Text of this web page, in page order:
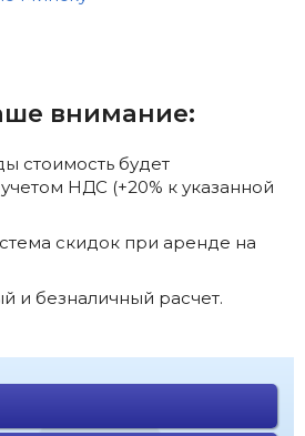
внимание:
стоимость будет
НДС (+20% к указанной
скидок при аренде на
и безналичный расчет.